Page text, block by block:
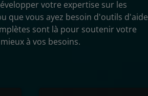
votre expertise sur les
que vous ayez besoin d'outils d'aide
sont là pour soutenir votre
à vos besoins.